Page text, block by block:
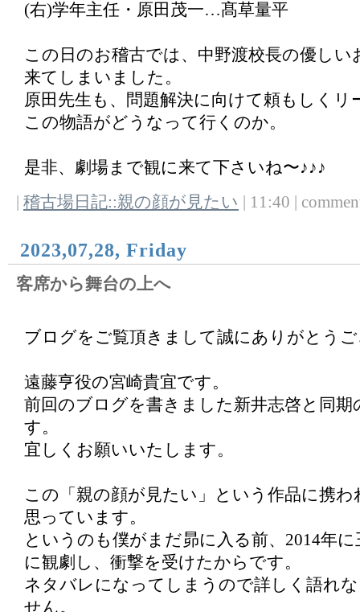
(右)学年主任・原田茂一…髙草量平
この日のお稽古では、中野渡校長の優しい
来てしまいました。
原田先生も、問題解決に向けて頼もしくリ
この物語がどうなって行くのか。
是非、劇場まで観に来て下さいね〜♪♪♪
稽古場日記::親の顔が見たい | 11:40 |
2023,07,28, Friday
客席から舞台の上へ
ブログをご覧頂きまして誠にありがとう
遠藤亨役の宮崎貴宜です。
前回のブログを書きました新井志啓と同期
す。
宜しくお願いいたします。
この「親の顔が見たい」という作品に携
思っています。
というのも僕がまだ昴に入る前、2014年
に観劇し、衝撃を受けたからです。
ネタバレになってしまうので詳しく語れ
せん。